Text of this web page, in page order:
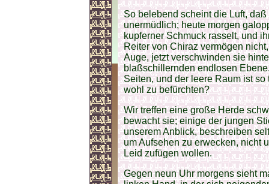
So belebend scheint die Luft,
unermüdlich; heute morgen
kupferner Schmuck rasselt, und
Reiter von Chiraz vermögen
Auge, jetzt verschwinden sie
blaßschillernden endlosen
Seiten, und der leere Raum ist
wohl zu befürchten?
Wir treffen eine große Herde
bewacht sie; einige der jungen
unserem Anblick, beschreiben
um Aufsehen zu erwecken, nicht
Leid zufügen wollen.
Gegen neun Uhr morgens sieht